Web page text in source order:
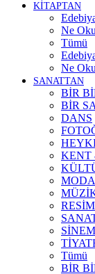
KİTAPTAN
Ne
Tümü
Ne
SANATTAN
BİR
BİR
DANS
KENT
RESİM
Tümü
BİR